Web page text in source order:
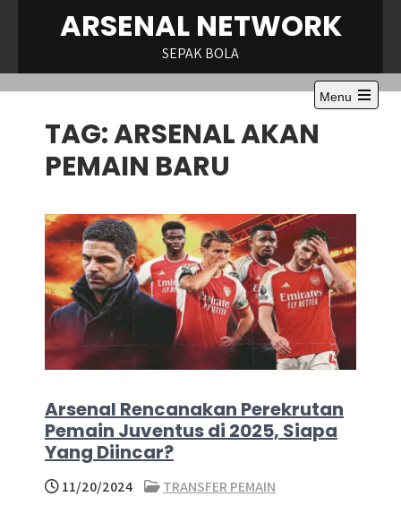
ARSENAL NETWORK
SEPAK BOLA
Menu
Open
TAG:ARSENAL AKAN
PEMAIN BARU
Arsenal Rencanakan Perekrutan
Pemain Juventus di 2025, Siapa
Yang Diincar?
11/20/2024
TRANSFER PEMAIN